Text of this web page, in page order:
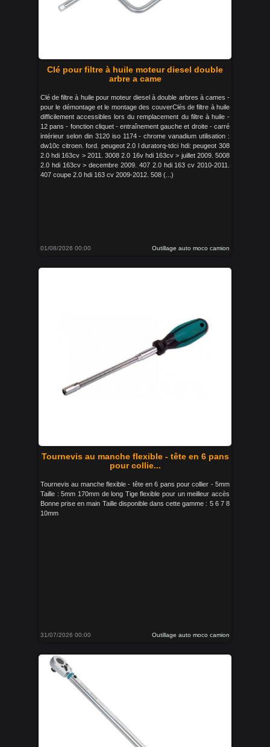
Clé pour filtre à huile moteur diesel double
arbre a came
Clé de filtre à huile pour moteur diesel à double arbres à cames -
pour le démontage et le montage des couverClés de filtre à huile
difficilement accessibles lors du remplacement du filtre à huile -
12 pans - fonction cliquet - entraînement gauche et droite - carré
intérieur selon din 3120 iso 1174 - chrome vanadium utilisation :
dw10c citroen. ford. peugeot 2.0 l duratorq-tdci hdi: peugeot 308
2.0 hdi 163cv > 2011. 3008 2.0 16v hdi 163cv > juillet 2009. 5008
2.0 hdi 163cv > decembre 2009. 407 2.0 hdi 163 cv 2010-2011.
407 coupe 2.0 hdi 163 cv 2009-2012. 508 (...)
01/08/2026 00:00 Outillage auto moco camion
Tournevis au manche flexible - tête en 6 pans
pour collie...
Tournevis au manche flexible - tête en 6 pans pour collier - 5mm
Taille : 5mm 170mm de long Tige flexible pour un meilleur accès
Bonne prise en main Taille disponible dans cette gamme : 5 6 7 8
10mm
31/07/2026 00:00 Outillage auto moco camion